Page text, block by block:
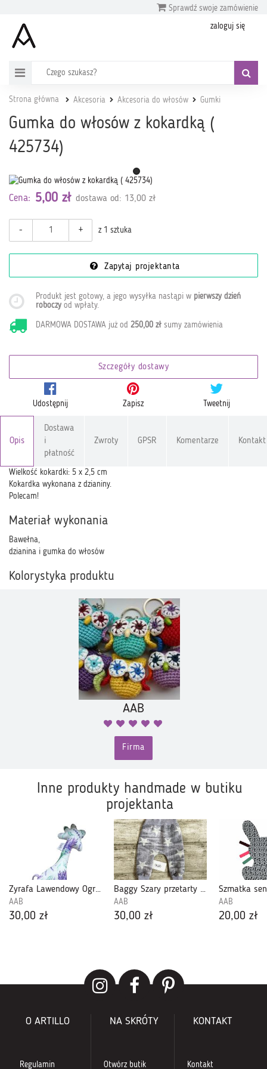
Sprawdź swoje zamówienie
zaloguj się
Strona główna Akcesoria Akcesoria do włosów Gumki
Gumka do włosów z kokardką (
425734)
Cena: 5,00 zł dostawa od: 13,00 zł
- + z 1 sztuka
Zapytaj projektanta
Produkt jest gotowy, a jego wysyłka nastąpi w pierwszy dzień
roboczy od wpłaty.
DARMOWA DOSTAWA już od250,00 zł sumy zamówienia
Szczegóły dostawy
Udostępnij Zapisz Tweetnij
Opis
Dostawa
i
płatność
Zwroty GPSR Komentarze Kontakt
Wielkość kokardki: 5 x 2,5 cm
Kokardka wykonana z dzianiny.
Polecam!
Materiał wykonania
Bawełna,
dzianina i gumka do włosów
Kolorystyka produktu
AAB
Firma
Inne produkty handmade w butiku
projektanta
Żyrafa Lawendowy Ogród - grzechotka (425426)
AAB
30,00 zł
Baggy Szary przetarty jeans rozmiar 74 (697)
AAB
30,00 zł
AAB
20,00 zł
O ARTILLO
Regulamin
NA SKRÓTY
Otwórz butik
KONTAKT
Kontakt